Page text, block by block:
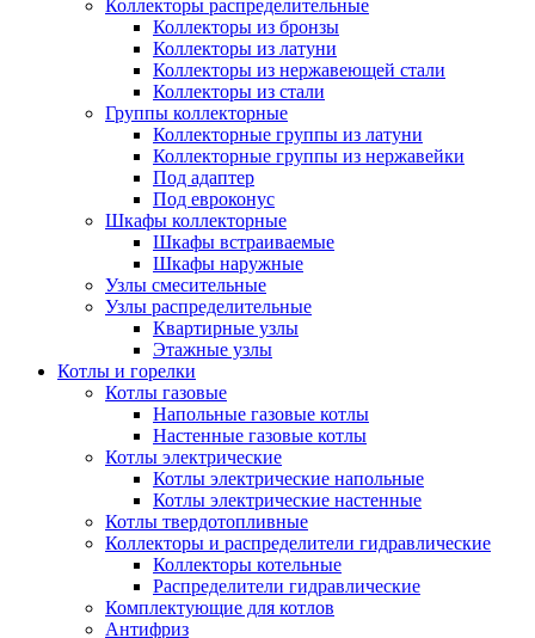
Коллекторы распределительные
Коллекторы из бронзы
Коллекторы из латуни
Коллекторы из нержавеющей стали
Коллекторы из стали
Группы коллекторные
Коллекторные группы из латуни
Коллекторные группы из нержавейки
Под адаптер
Под евроконус
Шкафы коллекторные
Шкафы встраиваемые
Шкафы наружные
Узлы смесительные
Узлы распределительные
Квартирные узлы
Этажные узлы
Котлы и горелки
Котлы газовые
Напольные газовые котлы
Настенные газовые котлы
Котлы электрические
Котлы электрические напольные
Котлы электрические настенные
Котлы твердотопливные
Коллекторы и распределители гидравлические
Коллекторы котельные
Распределители гидравлические
Комплектующие для котлов
Антифриз